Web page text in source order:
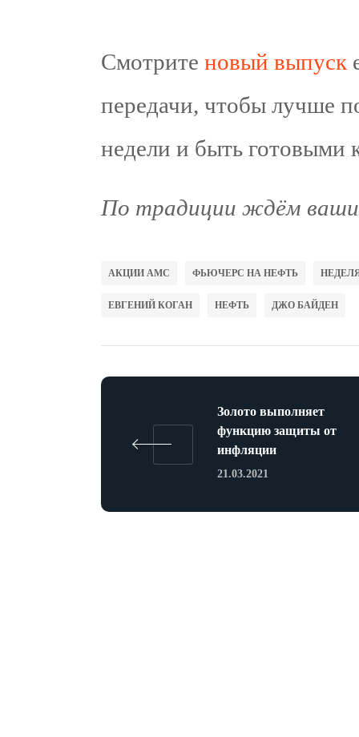
Смотрите новый выпуск
передачи, чтобы лучше
недели и быть готовыми
По традиции ждём
АКЦИИ AMC ФЬЮЧЕРС НА НЕФТЬ
ЕВГЕНИЙ КОГАН НЕФТЬ ДЖО БАЙДЕН
Золото выполняет
функцию защиты от
инфляции
21.03.2021